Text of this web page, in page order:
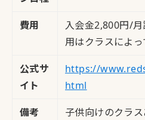
費用
入会金2,800円/
用はクラスによっ
公式サ
イト
https://
html
備考 子供向けのクラス